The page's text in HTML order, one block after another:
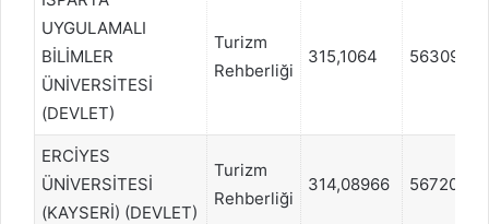
UYGULAMALI
BİLİMLER
ÜNİVERSİTESİ
(DEVLET)
Turizm
Rehberliği
315,1064 56309
ERCİYES
ÜNİVERSİTESİ
(KAYSERİ) (DEVLET)
Turizm
Rehberliği
314,08966 56720